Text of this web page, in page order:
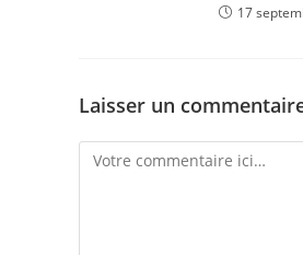
17
Laisser un